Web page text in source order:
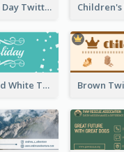
Happy Teachers' Day Twitter Header With Decorations Of Books
Simple Green And White Twitter Header With Theme Of Holiday